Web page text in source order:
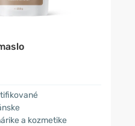
a kozmetike